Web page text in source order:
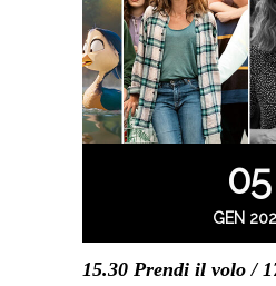
05
GEN
15.30 Prendi il volo /